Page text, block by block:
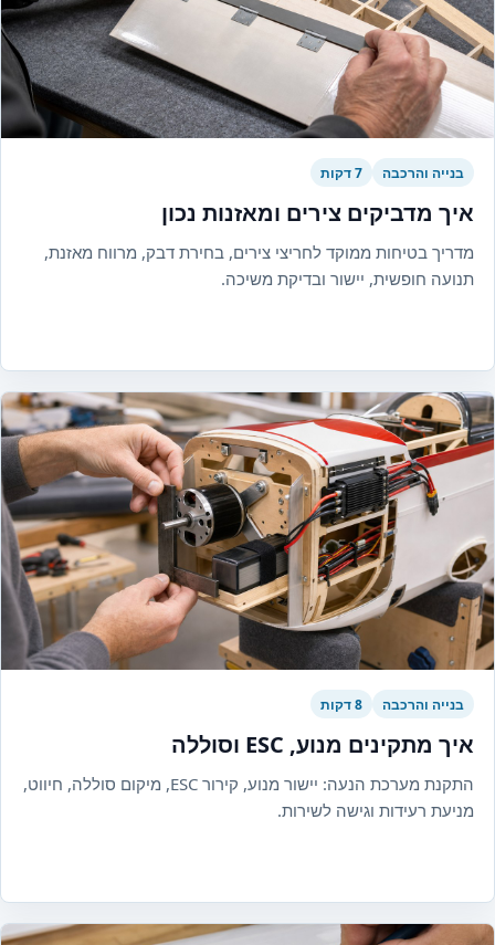
בנייה והרכבה 7 דקות
איך מדביקים צירים ומאזנות נכון
מדריך בטיחות ממוקד לחריצי צירים, בחירת דבק, מרווח מאזנת,
תנועה חופשית, יישור ובדיקת משיכה.
בנייה והרכבה 8 דקות
איך מתקינים מנוע, ESC וסוללה
התקנת מערכת הנעה: יישור מנוע, קירור ESC, מיקום סוללה, חיווט,
מניעת רעידות וגישה לשירות.